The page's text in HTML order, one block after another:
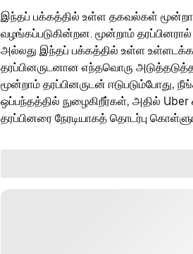
இந்தப் பக்கத்தில் உள்ள தகவல்கள் மூன்றாம்
வழங்கப்படுகின்றன. மூன்றாம்
அல்லது இந்தப் பக்கத்தில் உள்ள
தரப்பினருடனான எந்தவொரு அடுத்தடுத்த
மூன்றாம் தரப்பினருடன் ஈடுபடும்போது,
ஒப்பந்தத்தில் நுழைகிறீர்கள், அதில் Uber
தரப்பினரை நேரடியாகத் தொடர்பு